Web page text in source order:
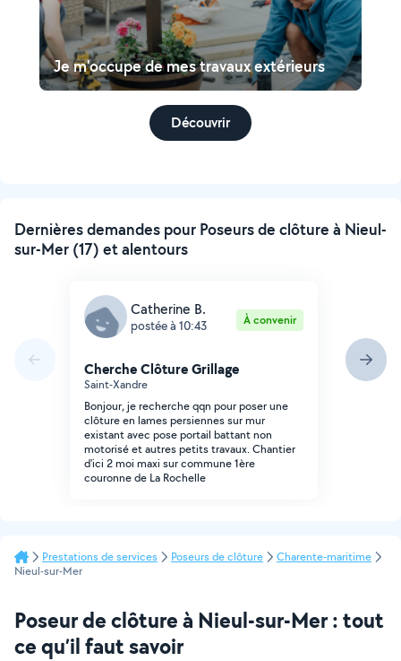
Je m'occupe de mes travaux extérieurs
Découvrir
Dernières demandes pour Poseurs de clôture à Nieul-
sur-Mer (17) et alentours
Catherine B.
postée à 10:43 À convenir
Cherche Clôture Grillage
Saint-Xandre
Bonjour, je recherche qqn pour poser une
clôture en lames persiennes sur mur
existant avec pose portail battant non
motorisé et autres petits travaux. Chantier
d'ici 2 moi maxi sur commune 1ère
couronne de La Rochelle
Prestations de services Poseurs de clôture
Charente-maritime
Nieul-sur-Mer
Poseur de clôture à Nieul-sur-Mer : tout
ce qu’il faut savoir